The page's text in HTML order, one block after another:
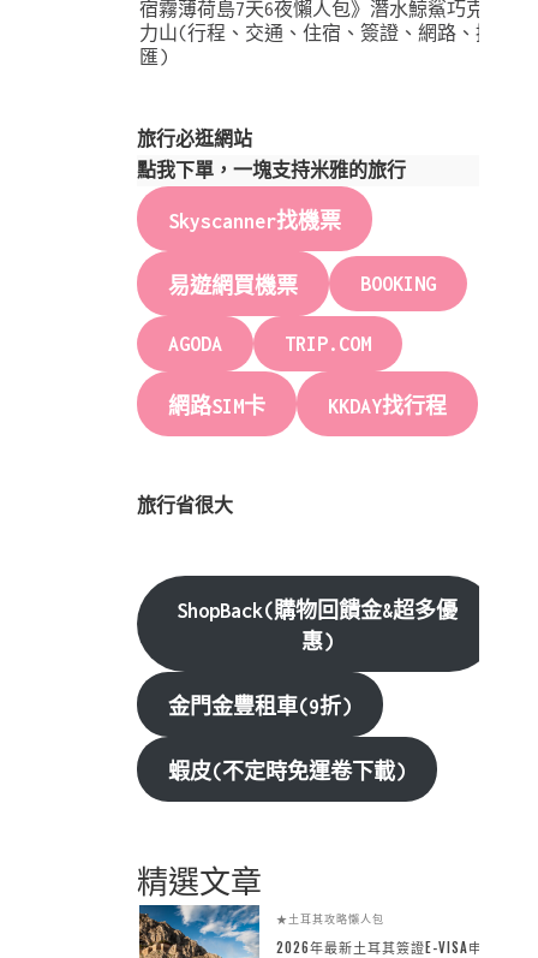
宿霧薄荷島7天6夜懶人包》潛水鯨鯊巧克
力山(行程、交通、住宿、簽證、網路、換
匯)
旅行必逛網站
點我下單，一塊支持米雅的旅行
Skyscanner找機票
易遊網買機票 BOOKING
AGODA TRIP.COM
網路SIM卡 KKDAY找行程
旅行省很大
ShopBack(購物回饋金&超多優
惠)
金門金豐租車(9折)
蝦皮(不定時免運卷下載)
精選文章
★土耳其攻略懶人包
2026年最新土耳其簽證E-VISA申請